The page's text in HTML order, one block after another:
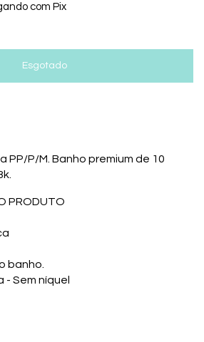
com Pix
PP/P/M. Banho premium de 10
PRODUTO
banho.
Sem níquel